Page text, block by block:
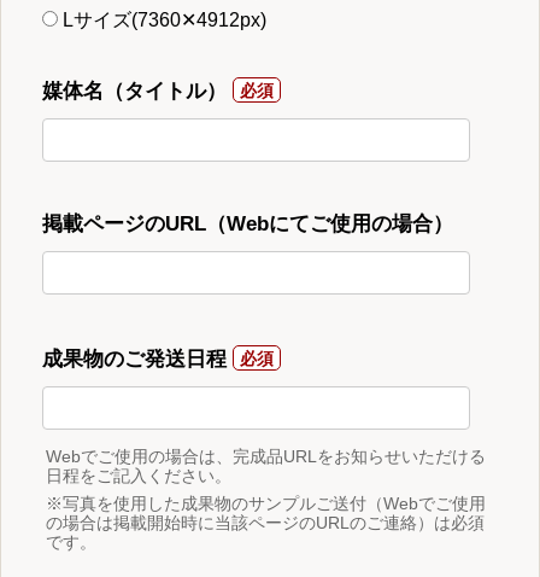
Lサイズ(7360✕4912px)
媒体名（タイトル）
掲載ページのURL（Webにてご使用の場合）
成果物のご発送日程
Webでご使用の場合は、完成品URLをお知らせいただける
日程をご記入ください。
※写真を使用した成果物のサンプルご送付（Webでご使用
の場合は掲載開始時に当該ページのURLのご連絡）は必須
です。